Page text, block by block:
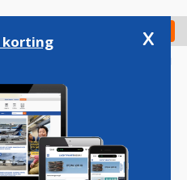
Check in
korting x